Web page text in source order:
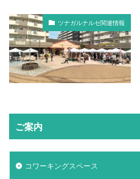
ツナガルナルセ関連情報
ご案内
コワーキングスペース